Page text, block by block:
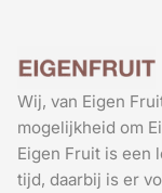
Wij, van Eigen
mogelijkheid om
Eigen Fruit is een
tijd, daarbij is er